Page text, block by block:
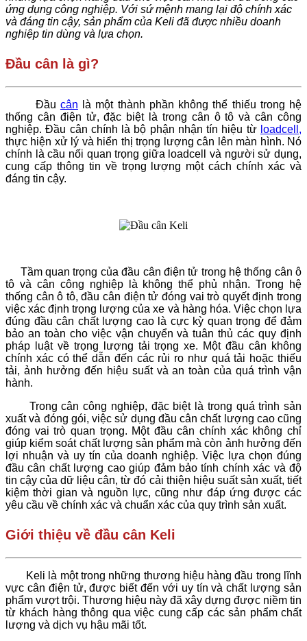
ứng dụng công nghiệp. Với sứ mệnh mang lại độ chính xác
và đáng tin cậy, sản phẩm của Keli đã được nhiều doanh
nghiệp tin dùng và lựa chọn.
Đầu cân là gì?
Đầu cân là một thành phần không thể thiếu trong hệ
thống cân điện tử, đặc biệt là trong cân ô tô và cân công
nghiệp. Đầu cân chính là bộ phận nhận tín hiệu từ loadcell,
thực hiện xử lý và hiển thị trọng lượng cân lên màn hình. Nó
chính là cầu nối quan trọng giữa loadcell và người sử dụng,
cung cấp thông tin về trọng lượng một cách chính xác và
đáng tin cậy.
Tầm quan trọng của đầu cân điện tử trong hệ thống cân ô
tô và cân công nghiệp là không thể phủ nhận. Trong hệ
thống cân ô tô, đầu cân điện tử đóng vai trò quyết định trong
việc xác định trọng lượng của xe và hàng hóa. Việc chọn lựa
đúng đầu cân chất lượng cao là cực kỳ quan trọng để đảm
bảo an toàn cho việc vận chuyển và tuân thủ các quy định
pháp luật về trọng lượng tải trọng xe. Một đầu cân không
chính xác có thể dẫn đến các rủi ro như quá tải hoặc thiếu
tải, ảnh hưởng đến hiệu suất và an toàn của quá trình vận
hành.
Trong cân công nghiệp, đặc biệt là trong quá trình sản
xuất và đóng gói, việc sử dụng đầu cân chất lượng cao cũng
đóng vai trò quan trọng. Một đầu cân chính xác không chỉ
giúp kiểm soát chất lượng sản phẩm mà còn ảnh hưởng đến
lợi nhuận và uy tín của doanh nghiệp. Việc lựa chọn đúng
đầu cân chất lượng cao giúp đảm bảo tính chính xác và độ
tin cậy của dữ liệu cân, từ đó cải thiện hiệu suất sản xuất, tiết
kiệm thời gian và nguồn lực, cũng như đáp ứng được các
yêu cầu về chính xác và chuẩn xác của quy trình sản xuất.
Giới thiệu về đầu cân Keli
Keli là một trong những thương hiệu hàng đầu trong lĩnh
vực cân điện tử, được biết đến với uy tín và chất lượng sản
phẩm vượt trội. Thương hiệu này đã xây dựng được niềm tin
từ khách hàng thông qua việc cung cấp các sản phẩm chất
lượng và dịch vụ hậu mãi tốt.